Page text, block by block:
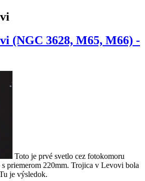
(NGC 3628, M65, M66) -
Toto je prvé svetlo cez fotokomoru
priemerom 220mm. Trojica v Levovi bola
je výsledok.